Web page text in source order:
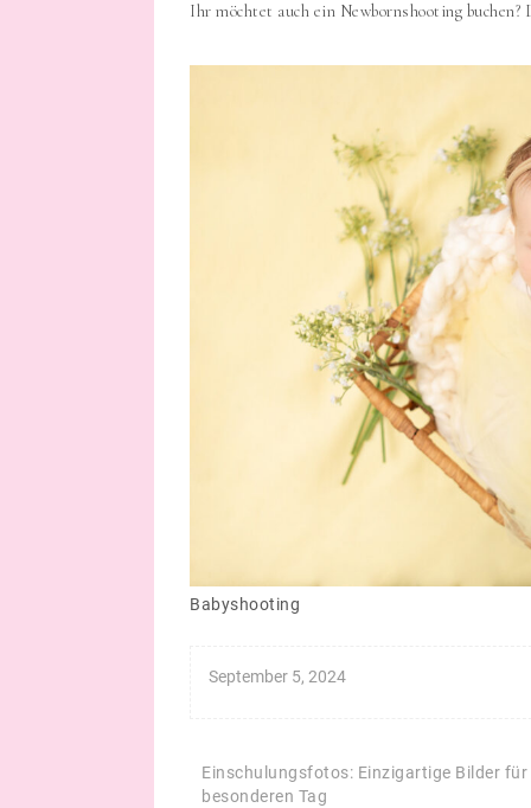
Ihr möchtet auch ein Newbornshooting
Babyshooting
September 5, 2024
Beitragsnavigation
Einschulungsfotos: Einzigartige Bilder für
besonderen Tag